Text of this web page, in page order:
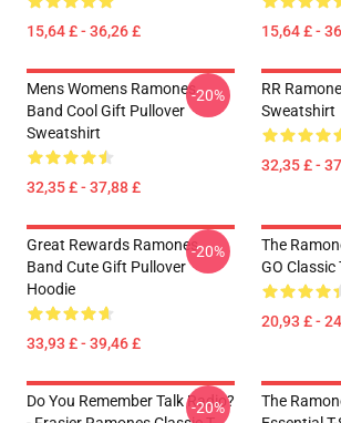
15,64 £ - 36,26 £ 15,64 £ -
Mens Womens Ramones
Band Cool Gift Pullover
Sweatshirt
32,35 £ - 37,88 £
-20%
RR
Sweatshirt
32,35 £ -
Great Rewards Ramones
Band Cute Gift Pullover
Hoodie
33,93 £ - 39,46 £
-20%
The
GO Classic
20,93 £ -
Do You Remember Talk Radio?
-20%
The